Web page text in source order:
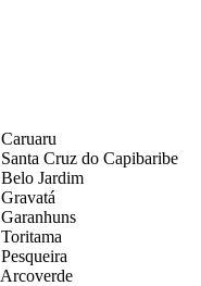
Cruz do Capibaribe
Jardim